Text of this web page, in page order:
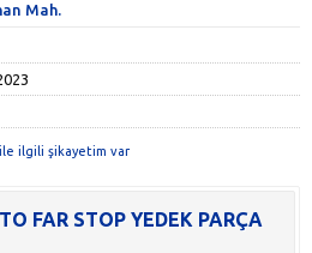
Mah.
ilgili şikayetim var
FAR STOP YEDEK PARÇA